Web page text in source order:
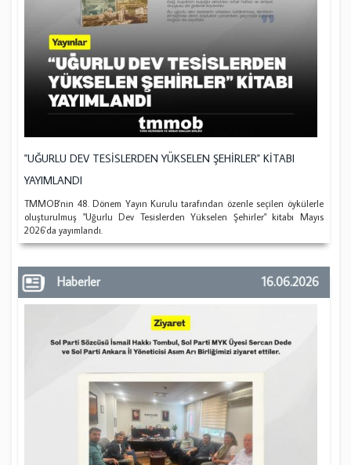
"UĞURLU DEV TESİSLERDEN YÜKSELEN ŞEHİRLER" KİTABI
YAYIMLANDI
TMMOB'nin 48. Dönem Yayın Kurulu tarafından özenle seçilen öykülerle
oluşturulmuş "Uğurlu Dev Tesislerden Yükselen Şehirler" kitabı Mayıs
2026'da yayımlandı.
Haberler 16.06.2026